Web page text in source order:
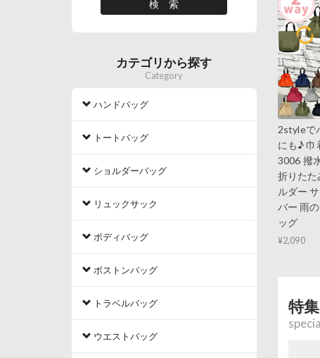
2styleで
にも♪ 巾
3006 撥
折りたた
ルダー
バー 雨
ッグ
¥2,090
特
カテゴリから探す
Category
ハンドバッグ
トートバッグ
ショルダーバッグ
リュックサック
ボディバッグ
ボストンバッグ
トラベルバッグ
ウエストバッグ